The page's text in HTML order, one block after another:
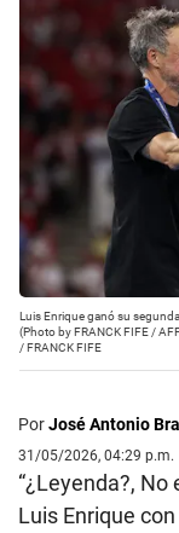
Luis Enrique ganó su
(Photo by FRANCK FIFE /
/FRANCK FIFE
PorJosé Antonio
31/05/2026, 04:29 p.m.
“¿Leyenda?,
Luis Enrique